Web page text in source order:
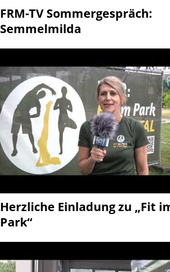
FRM-TV Sommergespräch:
Semmelmilda
Herzliche Einladung zu „Fit
Park“